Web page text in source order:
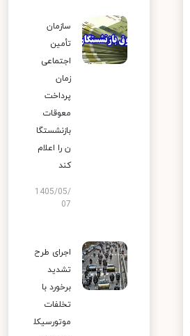
سازمان
تأمین
اجتماعی
زمان
پرداخت
معوقات
بازنشستگا
ن را اعلام
کند
1405/05/
07
اجرای طرح
تشدید
برخورد با
تخلفات
موتورسیکل